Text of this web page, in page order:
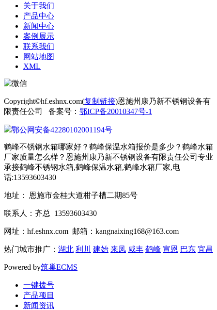
关于我们
产品中心
新闻中心
案例展示
联系我们
网站地图
XML
Copyright©hf.eshnx.com(复制链接)恩施州康乃新不锈钢设备有
限责任公司 备案号： 鄂ICP备20010347号-1
鄂公网安备42280102001194号
鹤峰不锈钢水箱哪家好？鹤峰保温水箱报价是多少？鹤峰水箱
厂家质量怎么样？恩施州康乃新不锈钢设备有限责任公司专业
承接鹤峰不锈钢水箱,鹤峰保温水箱,鹤峰水箱厂家,电
话:13593603430
地址： 恩施市金桂大道柑子槽二期85号
联系人：齐总 13593603430
网址：hf.eshnx.com 邮箱：kangnaixing168@163.com
热门城市推广： 湖北 利川 建始 来凤 咸丰 鹤峰 宣恩 巴东 宜昌
Powered by筑巢ECMS
一键拨号
产品项目
新闻资讯